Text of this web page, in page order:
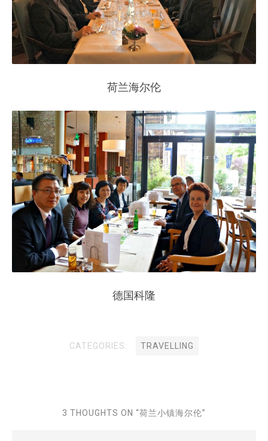
荷兰海尔伦
德国科隆
CATEGORIES: TRAVELLING
3 THOUGHTS ON “荷兰小镇海尔伦”